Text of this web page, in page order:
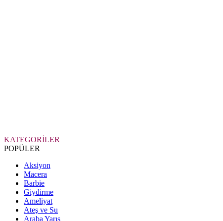
KATEGORİLER
POPÜLER
Aksiyon
Macera
Barbie
Giydirme
Ameliyat
Ateş ve Su
Araba Yarış